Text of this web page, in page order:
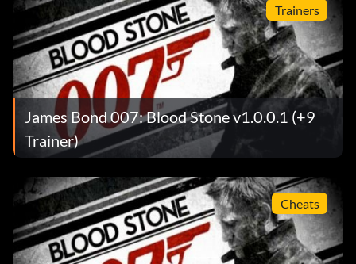
Trainers
James Bond 007: Blood Stone v1.0.0.1 (+9
Trainer)
Cheats